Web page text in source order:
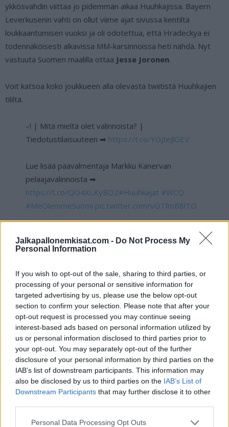
Jalkapallonemkisat.com - Do Not Process My
Personal Information
If you wish to opt-out of the sale, sharing to third parties, or
processing of your personal or sensitive information for
targeted advertising by us, please use the below opt-out
section to confirm your selection. Please note that after your
opt-out request is processed you may continue seeing
interest-based ads based on personal information utilized by
us or personal information disclosed to third parties prior to
your opt-out. You may separately opt-out of the further
disclosure of your personal information by third parties on the
IAB’s list of downstream participants. This information may
also be disclosed by us to third parties on the IAB’s List of
Downstream Participants that may further disclose it to other
Personal Data Processing Opt Outs
ykkösvahdin viittaa jo pidemmän aikaa Huuhkajissa. Bayern
Leverkusenin vahti on ollut viime ajat sivussa kentiltä
loukkaantumisen vuoksi ja oli odotettua, että Hradeckya ei
todennäköisesti alkavissa MM-karsinnoissa heti nähdä. Nyt
vastuuta Suomen maalilla ottaa Jesse Joronen.
Voit katsoa koko joukkueen alla olevasta twiitistä Huuhkajien
tililtä.
–! | Mitä mieltä olet valinnoista? |
Tiedotustilaisuuteen ➡ https://t.co/YGjteJlGEV
Lue lisää päävalmentaja Markku Kanervan
pelaajavalinnoista ➡
https://t.co/QO4XLKyBO2#Huuhkajat #WCQ
#MeOlemmeSuomi pic.twitter.com/vGTfmB8lTO
Olympiastadionilla pelattavaan kotiotteluun ei saa ottaa
yleisöä koronarajoitusten vuoksi, vaan ottelu tullaan
pelaamaan tyhjille katsomoille. Kaikki Suomen karsintaottelut
näkyvät tuttuun tapaan Viaplay -palvelusta.
Edellinen artikkeli Seuraava artikkeli